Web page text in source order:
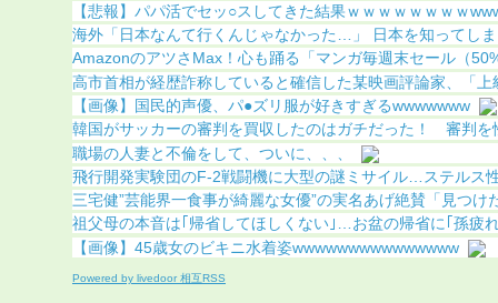
【悲報】パパ活でセッ○スしてきた結果ｗｗｗｗｗｗｗｗ
海外「日本なんて行くんじゃなかった…」 日本を知ってし
AmazonのアツさMax！心も踊る「マンガ毎週末セール（
高市首相が経歴詐称していると確信した某映画評論家、「上
【画像】国民的声優、パ●ズリ服が好きすぎるwwwwwww
韓国がサッカーの審判を買収したのはガチだった！ 審判を
職場の人妻と不倫をして、ついに、、、
飛行開発実験団のF-2戦闘機に大型の謎ミサイル…ステルス
三宅健”芸能界一食事が綺麗な女優”の実名あげ絶賛「見つけ
祖父母の本音は｢帰省してほしくない｣…お盆の帰省に｢孫疲
【画像】45歳女のビキニ水着姿wwwwwwwwwwwwwww
Powered by livedoor 相互RSS